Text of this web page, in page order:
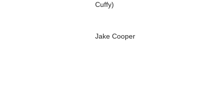
Cuffy)
Jake Cooper